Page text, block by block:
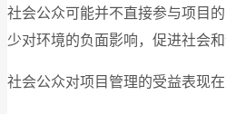
社会公众可能并不直接参与项目
少对环境的负面影响，促进社会和
社会公众对项目管理的受益表现